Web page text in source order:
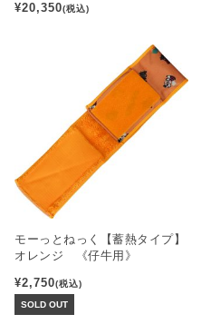
¥20,350(税込)
モーっとねっく【蓄熱タイプ】
オレンジ 《仔牛用》
¥2,750(税込)
SOLD OUT